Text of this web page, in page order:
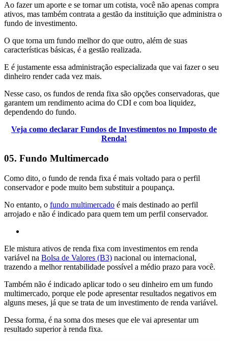
Ao fazer um aporte e se tornar um cotista, você não apenas compra
ativos, mas também contrata a gestão da instituição que administra o
fundo de investimento.
O que torna um fundo melhor do que outro, além de suas
características básicas, é a gestão realizada.
E é justamente essa administração especializada que vai fazer o seu
dinheiro render cada vez mais.
Nesse caso, os fundos de renda fixa são opções conservadoras, que
garantem um rendimento acima do CDI e com boa liquidez,
dependendo do fundo.
Veja como declarar Fundos de Investimentos no Imposto de
Renda!
05. Fundo Multimercado
Como dito, o fundo de renda fixa é mais voltado para o perfil
conservador e pode muito bem substituir a poupança.
No entanto, o fundo multimercado é mais destinado ao perfil
arrojado e não é indicado para quem tem um perfil conservador.
Ele mistura ativos de renda fixa com investimentos em renda
variável na Bolsa de Valores (B3) nacional ou internacional,
trazendo a melhor rentabilidade possível a médio prazo para você.
Também não é indicado aplicar todo o seu dinheiro em um fundo
multimercado, porque ele pode apresentar resultados negativos em
alguns meses, já que se trata de um investimento de renda variável.
Dessa forma, é na soma dos meses que ele vai apresentar um
resultado superior à renda fixa.